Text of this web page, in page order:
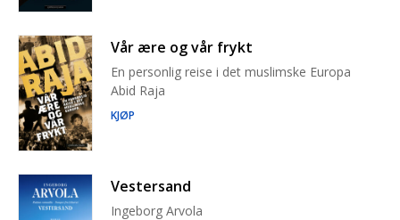
Vår ære og vår frykt
En personlig reise i det muslimske Europa
Abid Raja
KJØP
Vestersand
Ingeborg Arvola